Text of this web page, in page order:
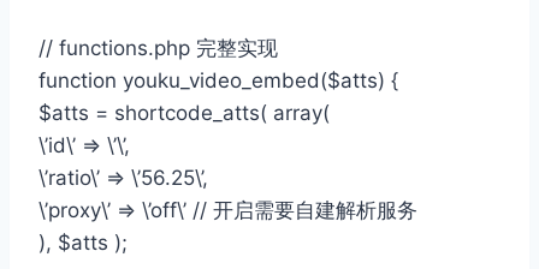
// functions.php 完整实现
function youku_video_embed($atts) {
$atts = shortcode_atts( array(
\’id\’ => \’\’,
\’ratio\’ => \’56.25\’,
\’proxy\’ => \’off\’ // 开启需要自建解析服务
), $atts );